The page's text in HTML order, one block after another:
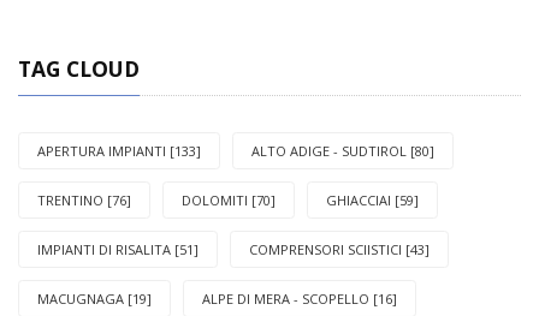
TAG CLOUD
APERTURA IMPIANTI [133] ALTO ADIGE - SUDTIROL [80]
TRENTINO [76] DOLOMITI [70] GHIACCIAI [59]
IMPIANTI DI RISALITA [51] COMPRENSORI SCIISTICI [43]
MACUGNAGA [19] ALPE DI MERA - SCOPELLO [16]